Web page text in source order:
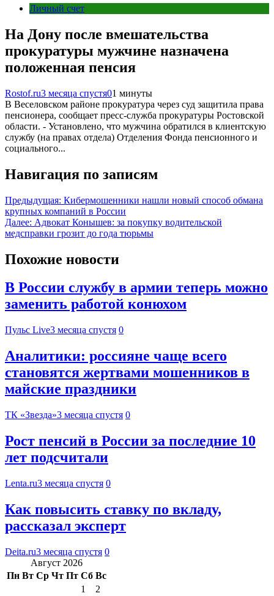
Личный счет
На Дону после вмешательства
прокуратуры мужчине назначена
положенная пенсия
Rostof.ru3 месяца спустя01 минуты
В Веселовском районе прокуратура через суд защитила права
пенсионера, сообщает пресс-служба прокуратуры Ростовской
области. - Установлено, что мужчина обратился в клиентскую
службу (на правах отдела) Отделения Фонда пенсионного и
социального...
Навигация по записям
Предыдущая: Кибермошенники нашли новый способ обмана
крупных компаний в России
Далее: Адвокат Конышев: за покупку водительской
медсправки грозит до года тюрьмы
Похожие новости
В России службу в армии теперь можно
заменить работой конюхом
Пульс Live3 месяца спустя 0
Аналитики: россияне чаще всего
становятся жертвами мошенников в
майские праздники
ТК «Звезда»3 месяца спустя 0
Рост пенсий в России за последние 10
лет подсчитали
Lenta.ru3 месяца спустя 0
Как повысить ставку по вкладу,
рассказал эксперт
Deita.ru3 месяца спустя 0
Август 2026
Пн Вт Ср Чт Пт Сб Вс
1
2